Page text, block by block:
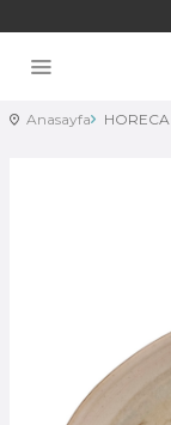
Anasayfa HORECA